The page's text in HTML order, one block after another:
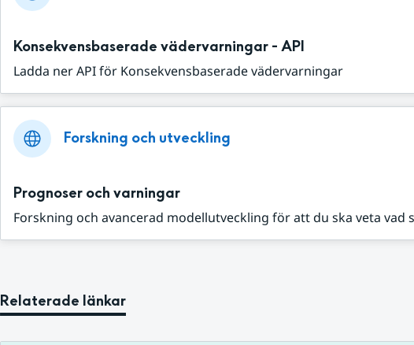
Konsekvensbaserade vädervarningar - API
Ladda ner API för Konsekvensbaserade vädervarningar
Forskning och utveckling
Prognoser och varningar
Forskning och avancerad modellutveckling för att du ska veta vad
Relaterade länkar